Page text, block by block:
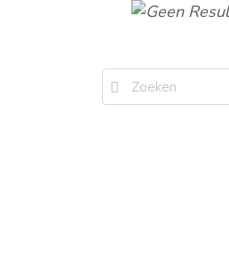
Zoek
naar: